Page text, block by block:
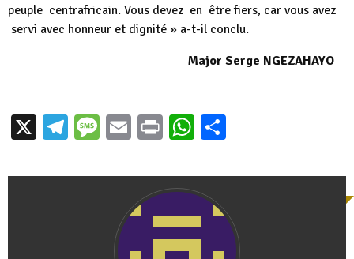
peuple centrafricain. Vous devez en être fiers, car vous avez
servi avec honneur et dignité » a-t-il conclu.
Major Serge NGEZAHAYO
X Telegram
Message
EmailPrintWhatsApp